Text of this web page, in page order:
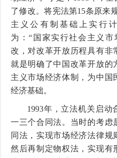
了修改。将宪法第15条原来
主义公有制基础上实行
为：“国家实行社会主义市
改，对改革开放历程具有非
就是明确了中国改革开放的
主义市场经济体制，为中国
经济基础。
1993年，立法机关启动
一三个合同法。当时的考虑
同法，实现市场经济法律规
然后再制定物权法，实现有